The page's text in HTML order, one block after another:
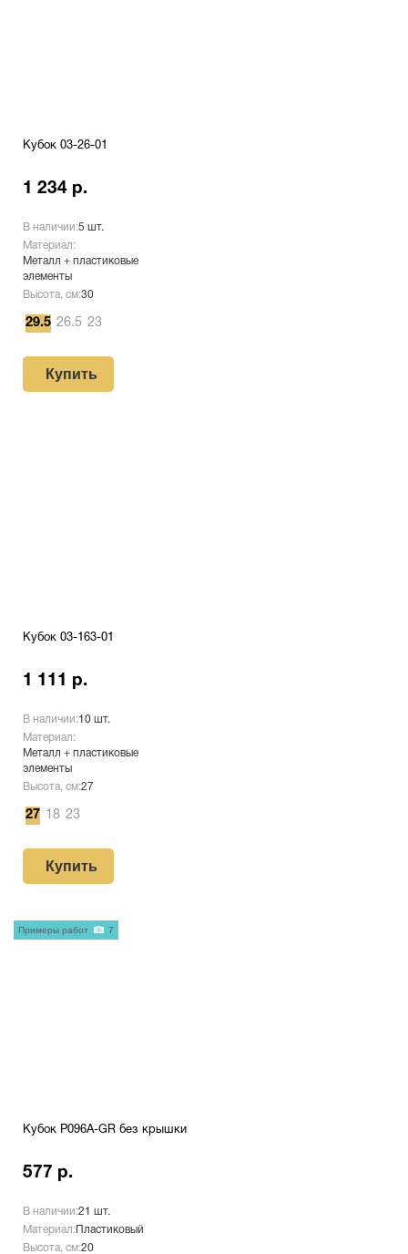
Кубок 03-26-01
1 234 р.
В наличии:5 шт.
Материал:
Металл + пластиковые
элементы
Высота, см:30
29.5 26.5 23
Купить
Кубок 03-163-01
1 111 р.
В наличии:10 шт.
Материал:
Металл + пластиковые
элементы
Высота, см:27
27 18 23
Купить
Кубок P096A-GR без крышки
577 р.
В наличии:21 шт.
Материал: Пластиковый
Высота, см:20
Примеры работ 7